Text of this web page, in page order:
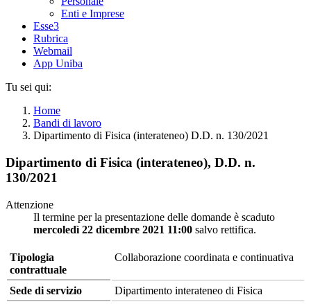
Enti e Imprese
Esse3
Rubrica
Webmail
App Uniba
Tu sei qui:
Home
Bandi di lavoro
Dipartimento di Fisica (interateneo) D.D. n. 130/2021
Dipartimento di Fisica (interateneo), D.D. n.
130/2021
Attenzione
Il termine per la presentazione delle domande è scaduto
mercoledì 22 dicembre 2021 11:00 salvo rettifica.
Tipologia
contrattuale
Collaborazione coordinata e continuativa
Sede di servizio
Dipartimento interateneo di Fisica